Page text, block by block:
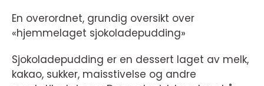
En overordnet, grundig oversikt over
«hjemmelaget sjokoladepudding»
Sjokoladepudding er en dessert laget av melk,
kakao, sukker, maisstivelse og andre